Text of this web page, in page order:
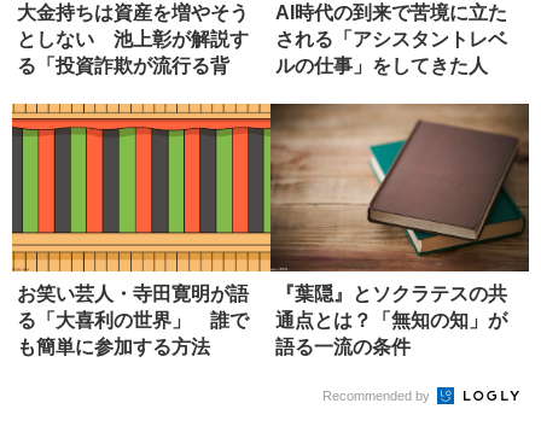
大金持ちは資産を増やそう
としない 池上彰が解説す
る「投資詐欺が流行る背
AI時代の到来で苦境に立た
される「アシスタントレベ
ルの仕事」をしてきた人
お笑い芸人・寺田寛明が語
る「大喜利の世界」 誰で
も簡単に参加する方法
『葉隠』とソクラテスの共
通点とは？「無知の知」が
語る一流の条件
Recommended by